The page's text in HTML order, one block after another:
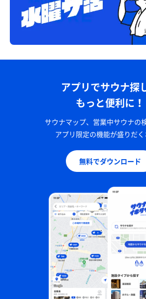
アプリでサウナ探
もっと便利に！
サウナマップ、営業中サウナの
アプリ限定の機能が盛りだく
無料でダウンロード